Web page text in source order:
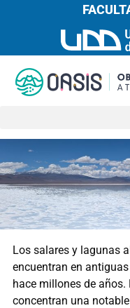
Los salares y lagunas
encuentran en
hace millones de
concentran una